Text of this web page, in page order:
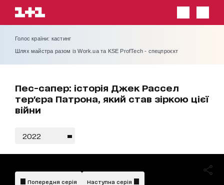
Голос країни: кастинг
Шлях майстра разом із Work.ua та KSE ProfTech - спецпроєкт
Пес-сапер: історія Джек Рассел
тер'єра Патрона, який став зіркою цієї
війни
2022
Попередня серія Наступна серія